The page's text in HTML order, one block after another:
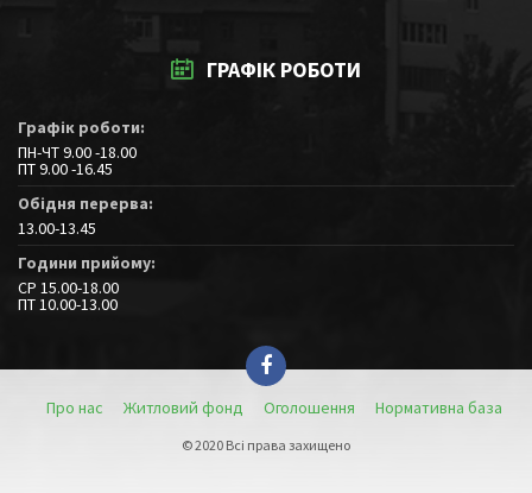
ГРАФІК РОБОТИ
Графік роботи:
ПН-ЧТ 9.00 -18.00
ПТ 9.00 -16.45
Обідня перерва:
13.00-13.45
Години прийому:
СР 15.00-18.00
ПТ 10.00-13.00
Про нас Житловий фонд Оголошення Нормативна база
© 2020 Всі права захищено